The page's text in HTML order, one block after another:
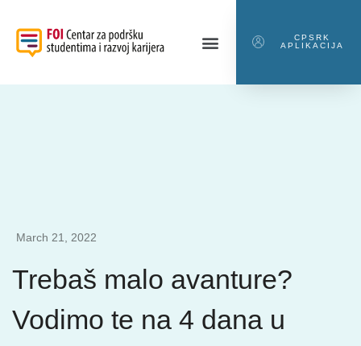
CPSRK
APLIKACIJA
March 21, 2022
Trebaš malo avanture?
Vodimo te na 4 dana u